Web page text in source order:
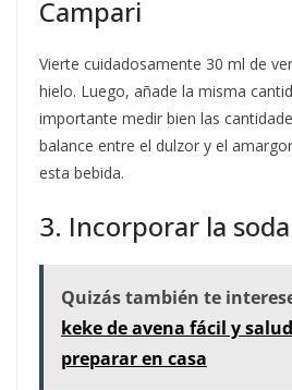
Campari
Vierte cuidadosamente 30 ml de
hielo. Luego, añade la misma
importante medir bien las
balance entre el dulzor y el
esta bebida.
3. Incorporar la soda
Quizás también te
keke de avena fácil y
preparar en casa